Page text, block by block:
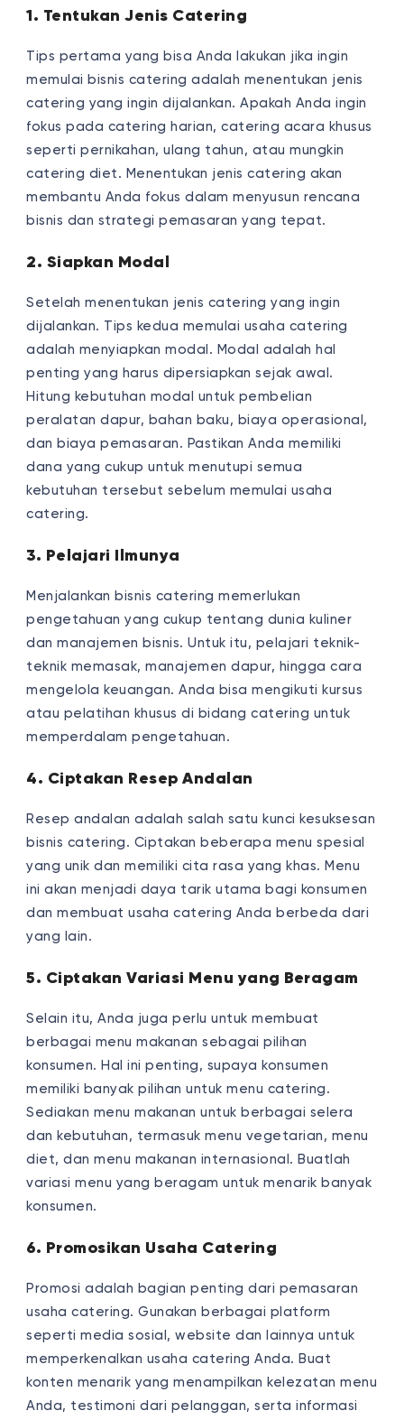
1. Tentukan Jenis Catering
Tips pertama yang bisa Anda lakukan jika ingin
memulai bisnis catering adalah menentukan jenis
catering yang ingin dijalankan. Apakah Anda ingin
fokus pada catering harian, catering acara khusus
seperti pernikahan, ulang tahun, atau mungkin
catering diet. Menentukan jenis catering akan
membantu Anda fokus dalam menyusun rencana
bisnis dan strategi pemasaran yang tepat.
2. Siapkan Modal
Setelah menentukan jenis catering yang ingin
dijalankan. Tips kedua memulai usaha catering
adalah menyiapkan modal. Modal adalah hal
penting yang harus dipersiapkan sejak awal.
Hitung kebutuhan modal untuk pembelian
peralatan dapur, bahan baku, biaya operasional,
dan biaya pemasaran. Pastikan Anda memiliki
dana yang cukup untuk menutupi semua
kebutuhan tersebut sebelum memulai usaha
catering.
3. Pelajari Ilmunya
Menjalankan bisnis catering memerlukan
pengetahuan yang cukup tentang dunia kuliner
dan manajemen bisnis. Untuk itu, pelajari teknik-
teknik memasak, manajemen dapur, hingga cara
mengelola keuangan. Anda bisa mengikuti kursus
atau pelatihan khusus di bidang catering untuk
memperdalam pengetahuan.
4. Ciptakan Resep Andalan
Resep andalan adalah salah satu kunci kesuksesan
bisnis catering. Ciptakan beberapa menu spesial
yang unik dan memiliki cita rasa yang khas. Menu
ini akan menjadi daya tarik utama bagi konsumen
dan membuat usaha catering Anda berbeda dari
yang lain.
5. Ciptakan Variasi Menu yang Beragam
Selain itu, Anda juga perlu untuk membuat
berbagai menu makanan sebagai pilihan
konsumen. Hal ini penting, supaya konsumen
memiliki banyak pilihan untuk menu catering.
Sediakan menu makanan untuk berbagai selera
dan kebutuhan, termasuk menu vegetarian, menu
diet, dan menu makanan internasional. Buatlah
variasi menu yang beragam untuk menarik banyak
konsumen.
6. Promosikan Usaha Catering
Promosi adalah bagian penting dari pemasaran
usaha catering. Gunakan berbagai platform
seperti media sosial, website dan lainnya untuk
memperkenalkan usaha catering Anda. Buat
konten menarik yang menampilkan kelezatan menu
Anda, testimoni dari pelanggan, serta informasi